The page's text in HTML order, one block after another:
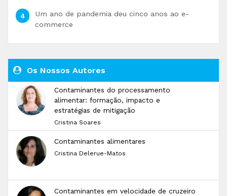
Um ano de pandemia deu cinco anos ao e-
commerce
Os Nossos Autores
Contaminantes do processamento
alimentar: formação, impacto e
estratégias de mitigação
Cristina Soares
Contaminantes alimentares
Cristina Delerue-Matos
Contaminantes em velocidade de cruzeiro